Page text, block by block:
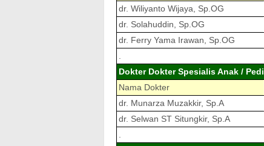
dr. Wiliyanto Wijaya, Sp.OG
dr. Solahuddin, Sp.OG
dr. Ferry Yama Irawan, Sp.OG
Dokter Dokter Spesialis Anak /
Nama Dokter
dr. Munarza Muzakkir, Sp.A
dr. Selwan ST Situngkir, Sp.A